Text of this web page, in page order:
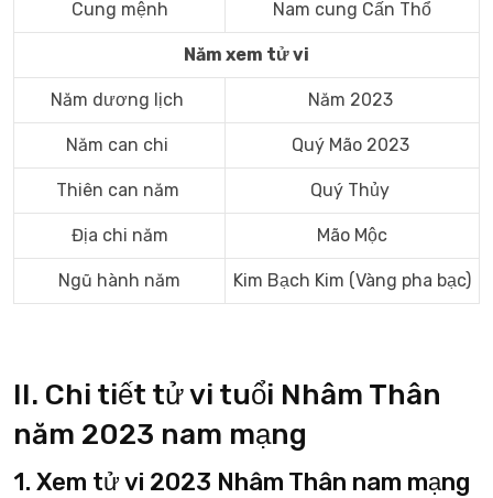
Cung mệnh Nam cung Cấn Thổ
Năm xem tử vi
Năm dương lịch Năm 2023
Năm can chi Quý Mão 2023
Thiên can năm Quý Thủy
Địa chi năm Mão Mộc
Ngũ hành năm Kim Bạch Kim (Vàng pha bạc)
II. Chi tiết tử vi tuổi Nhâm Thân
năm 2023 nam mạng
1. Xem tử vi 2023 Nhâm Thân nam mạng